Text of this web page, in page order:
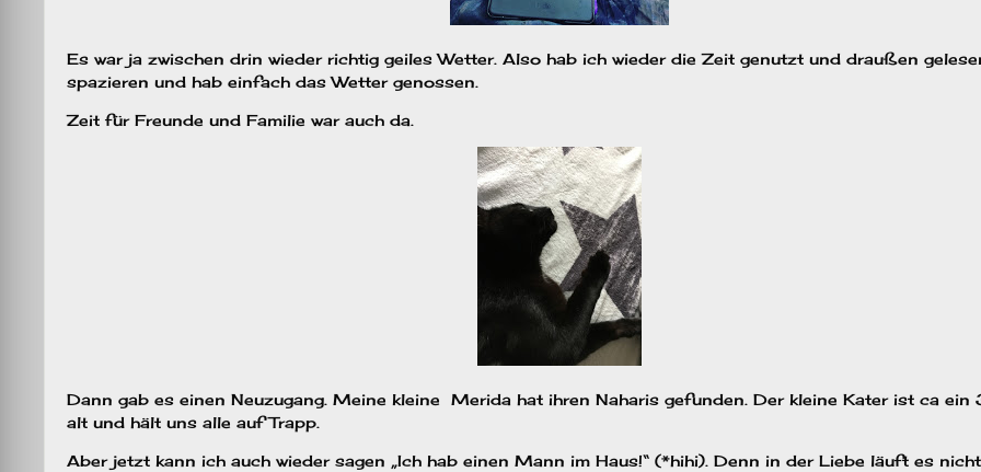
Es war ja zwischen drin wieder richtig geiles Wetter. Also hab ich wieder die Zeit genutzt und draußen
spazieren und hab einfach das Wetter genossen.
Zeit für Freunde und Familie war auch da.
Dann gab es einen Neuzugang. Meine kleine Merida hat ihren Naharis gefunden. Der kleine Kater ist ca
alt und hält uns alle auf Trapp.
Aber jetzt kann ich auch wieder sagen „Ich hab einen Mann im Haus!“ (*hihi). Denn in der Liebe läuft es